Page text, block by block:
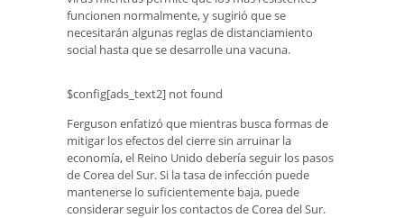
funcionen normalmente, y sugirió que se
necesitarán algunas reglas de distanciamiento
social hasta que se desarrolle una vacuna.
$config[ads_text2] not found
Ferguson enfatizó que mientras busca formas de
mitigar los efectos del cierre sin arruinar la
economía, el Reino Unido debería seguir los pasos
de Corea del Sur. Si la tasa de infección puede
mantenerse lo suficientemente baja, puede
considerar seguir los contactos de Corea del Sur.